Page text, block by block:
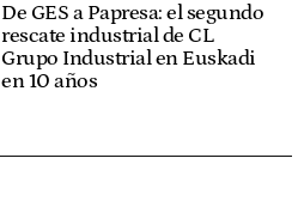
De GES a Papresa: el segundo
rescate industrial de CL
Grupo Industrial en Euskadi
en 10 años